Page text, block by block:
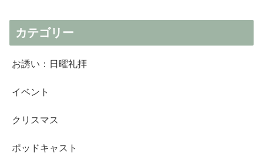
カテゴリー
お誘い：日曜礼拝
イベント
クリスマス
ポッドキャスト